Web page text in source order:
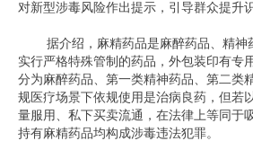
对新型涉毒风险作出提示，引导群众提升
据介绍，麻精药品是麻醉药品、精神
实行严格特殊管制的药品，外包装印有专
分为麻醉药品、第一类精神药品、第二类
规医疗场景下依规使用是治病良药，但若
量服用、私下买卖流通，在法律上等同于
持有麻精药品均构成涉毒违法犯罪。